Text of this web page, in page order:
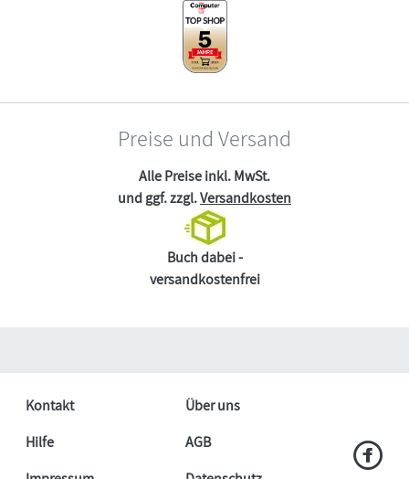
Preise und Versand
Alle Preise inkl. MwSt.
und ggf. zzgl.Versandkosten
Buch dabei -
versandkostenfrei
Kontakt
Über uns
Hilfe
AGB